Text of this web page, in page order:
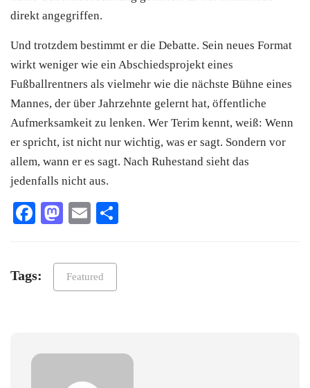
direkt angegriffen.
Und trotzdem bestimmt er die Debatte. Sein neues Format
wirkt weniger wie ein Abschiedsprojekt eines
Fußballrentners als vielmehr wie die nächste Bühne eines
Mannes, der über Jahrzehnte gelernt hat, öffentliche
Aufmerksamkeit zu lenken. Wer Terim kennt, weiß: Wenn
er spricht, ist nicht nur wichtig, was er sagt. Sondern vor
allem, wann er es sagt. Nach Ruhestand sieht das
jedenfalls nicht aus.
Facebook
Mastodon
Email
Tags: Featured